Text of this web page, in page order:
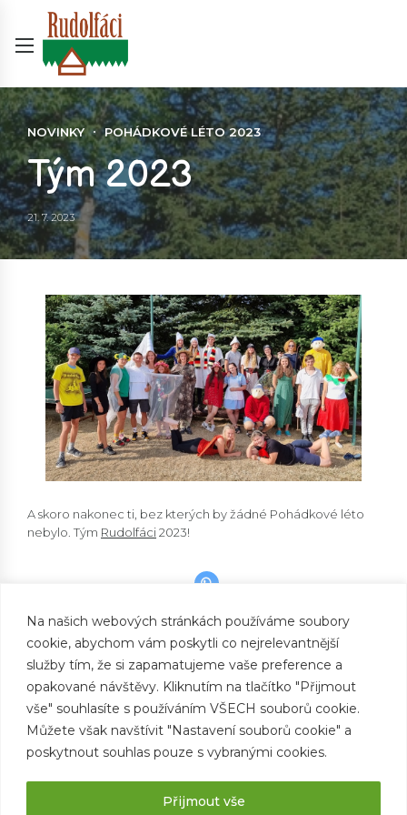
Na našich webových stránkách používáme soubory
cookie, abychom vám poskytli co nejrelevantnější
služby tím, že si zapamatujeme vaše preference a
opakované návštěvy. Kliknutím na tlačítko "Přijmout
vše" souhlasíte s používáním VŠECH souborů cookie.
Můžete však navštívit "Nastavení souborů cookie" a
poskytnout souhlas pouze s vybranými cookies.
Přijmout vše
NOVINKY POHÁDKOVÉ LÉTO 2023
Tým 2023
21. 7. 2023
A skoro nakonec ti, bez kterých by žádné Pohádkové léto
nebylo. Tým Rudolfáci2023!
PREVIOUS
Království výsledky
NEXT
Královský ples